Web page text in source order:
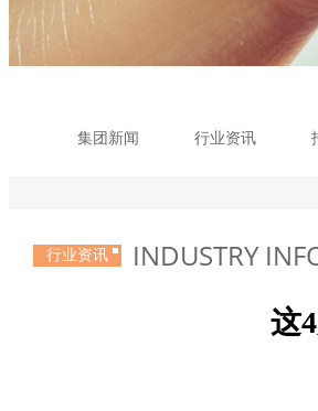
集团新闻 行业资讯
行业资讯 INDUSTRY
这